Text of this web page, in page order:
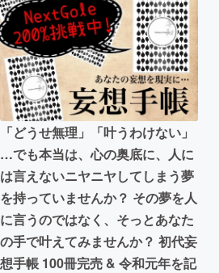
アート・写真
テクノロジー・ガジェット
映像・映画
ビジネス・起業
まちづくり・地域活性化
CAMPFIRE for Social Good
CAMPFIREふるさと納税machi-
「どうせ無理」「叶うわけない」
…でも本当は、心の奥底に、人に
は言えないニヤニヤしてしまう夢
を持っていませんか？ その夢を人
に言うのではなく、そっとあなた
の手で叶えてみませんか？ 初代妄
想手帳 100冊完売 & 令和元年を記